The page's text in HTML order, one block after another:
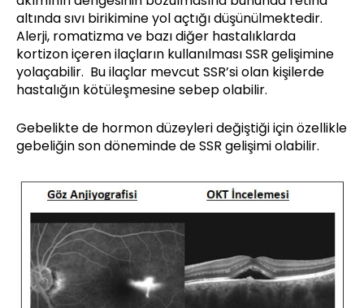
altında sıvı birikimine yol açtığı düşünülmektedir.
Alerji, romatizma ve bazı diğer hastalıklarda
kortizon içeren ilaçların kullanılması SSR gelişimine
yolaçabilir. Bu ilaçlar mevcut SSR’si olan kişilerde
hastalığın kötüleşmesine sebep olabilir.
Gebelikte de hormon düzeyleri değiştiği için özellikle
gebeliğin son döneminde de SSR gelişimi olabilir.